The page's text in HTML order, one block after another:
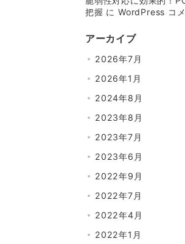
把握 にWordPress コ
アーカイブ
2026年7月
2026年1月
2024年8月
2023年8月
2023年7月
2023年6月
2022年9月
2022年7月
2022年4月
2022年1月